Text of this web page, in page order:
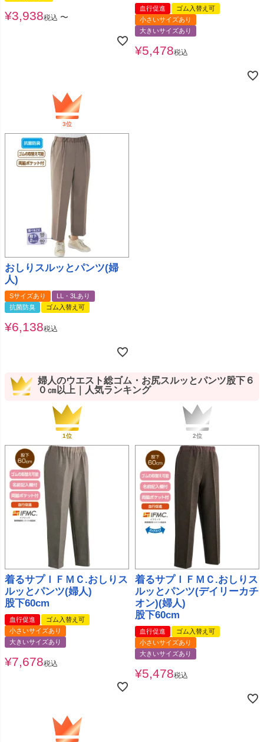
¥3,938税込 〜
血行促進
ゴム入替え可
小さいサイズあり
大きいサイズあり
¥5,478税込
おしりスルッとパンツ(婦
人)
Sサイズあり
LL・3Lあり
抗菌防臭
ゴム入替え可
¥6,138税込
婦人のウエスト総ゴム・お尻スルッとパンツ股下６
０㎝以上｜人気ランキング
着るサプＩＦＭＣ.おしりス
ルッとパンツ(婦人)
股下60cm
血行促進
ゴム入替え可
小さいサイズあり
大きいサイズあり
¥7,678税込
着るサプＩＦＭＣ.おしりス
ルッとパンツ(デイリーカチ
オン)(婦人)
股下60cm
血行促進
ゴム入替え可
小さいサイズあり
大きいサイズあり
¥5,478税込